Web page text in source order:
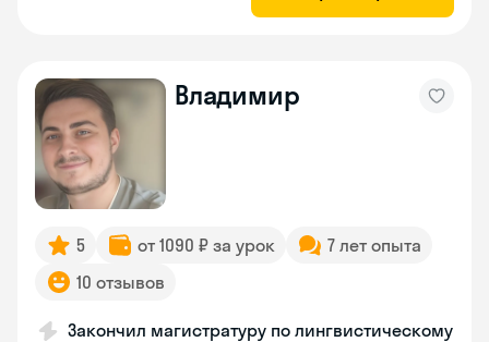
Владимир
5 от 1090 ₽ за урок
7 лет опыта
10 отзывов
Закончил магистратуру по лингвистическому